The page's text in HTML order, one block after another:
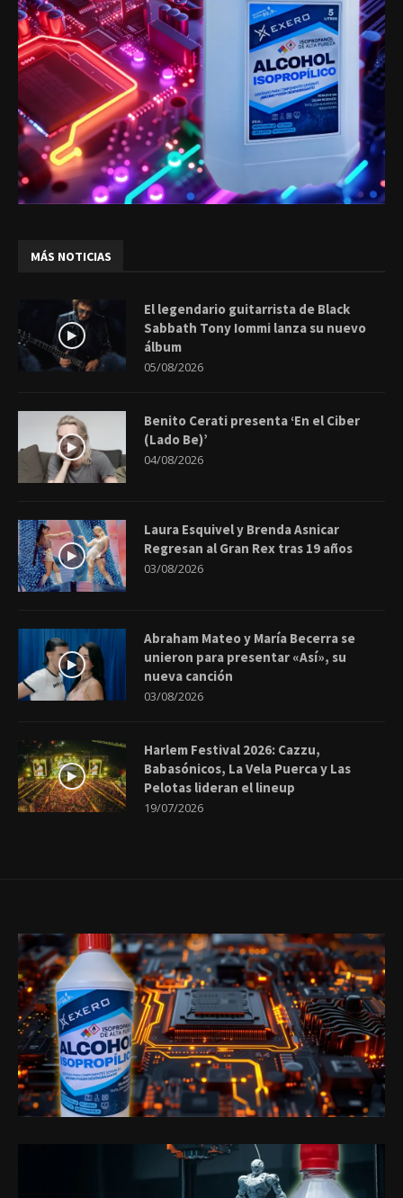
MÁS NOTICIAS
El legendario guitarrista de Black
Sabbath Tony Iommi lanza su nuevo
álbum
05/08/2026
Benito Cerati presenta ‘En el Ciber
(Lado Be)’
04/08/2026
Laura Esquivel y Brenda Asnicar
Regresan al Gran Rex tras 19 años
03/08/2026
Abraham Mateo y María Becerra se
unieron para presentar «Así», su
nueva canción
03/08/2026
Harlem Festival 2026: Cazzu,
Babasónicos, La Vela Puerca y Las
Pelotas lideran el lineup
19/07/2026